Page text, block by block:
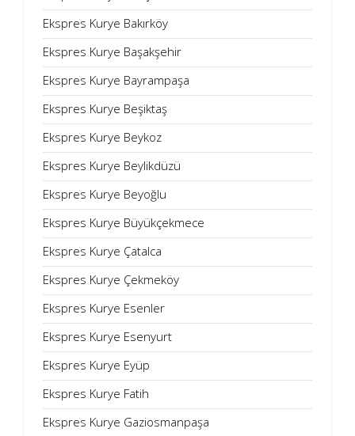
Ekspres Kurye Bakırköy
Ekspres Kurye Başakşehir
Ekspres Kurye Bayrampaşa
Ekspres Kurye Beşiktaş
Ekspres Kurye Beykoz
Ekspres Kurye Beylikdüzü
Ekspres Kurye Beyoğlu
Ekspres Kurye Büyükçekmece
Ekspres Kurye Çatalca
Ekspres Kurye Çekmeköy
Ekspres Kurye Esenler
Ekspres Kurye Esenyurt
Ekspres Kurye Eyüp
Ekspres Kurye Fatih
Ekspres Kurye Gaziosmanpaşa